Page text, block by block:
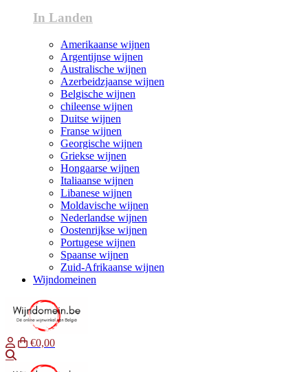
In Landen
Amerikaanse wijnen
Argentijnse wijnen
Australische wijnen
Azerbeidzjaanse wijnen
Belgische wijnen
chileense wijnen
Duitse wijnen
Franse wijnen
Georgische wijnen
Griekse wijnen
Hongaarse wijnen
Italiaanse wijnen
Libanese wijnen
Moldavische wijnen
Nederlandse wijnen
Oostenrijkse wijnen
Portugese wijnen
Spaanse wijnen
Zuid-Afrikaanse wijnen
Wijndomeinen
€0,00